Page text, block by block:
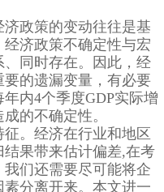
政策的变动往往是基
济政策不确定性与宏
同时存在。因此，经
的遗漏变量，有必要
内4个季度GDP实际增
的不确定性。
。经济在行业和地区
果带来估计偏差,在考
们还需要尽可能将企
分离开来。本文进一